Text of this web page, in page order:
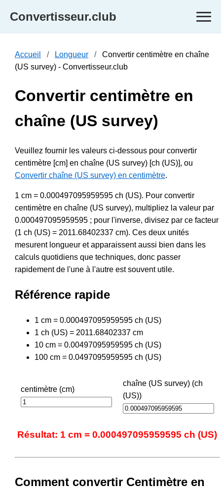
Convertisseur.club
Accueil Longueur
Convertir centimètre en chaîne
(US survey) - Convertisseur.club
Convertir centimètre en
chaîne (US survey)
Veuillez fournir les valeurs ci-dessous pour convertir
centimètre [cm] en chaîne (US survey) [ch (US)], ou
Convertir chaîne (US survey) en centimètre.
1 cm = 0.000497095959595 ch (US). Pour convertir
centimètre en chaîne (US survey), multipliez la valeur par
0.000497095959595 ; pour l'inverse, divisez par ce facteur
(1 ch (US) = 2011.68402337 cm). Ces deux unités
mesurent longueur et apparaissent aussi bien dans les
calculs quotidiens que techniques, donc passer
rapidement de l'une à l'autre est souvent utile.
Référence rapide
1 cm = 0.000497095959595 ch (US)
1 ch (US) = 2011.68402337 cm
10 cm = 0.00497095959595 ch (US)
100 cm = 0.0497095959595 ch (US)
centimètre (cm)
chaîne (US survey) (ch
(US))
Résultat: 1 cm = 0.000497095959595 ch (US)
Comment convertir Centimètre en